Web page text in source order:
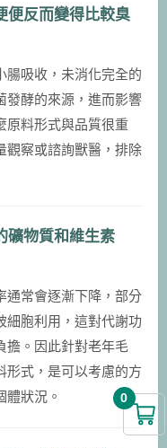
便反而變得比較臭
腸吸收，未消化完全的
發酵的來源，進而影響
原料形式與品質很重
觀察或諮詢獸醫，排除
礦物質和維生素
通常會逐漸下降，部分
細胞利用，這對代謝功
擔。因此針對老年毛
形式，是可以考慮的方
體狀況。
0